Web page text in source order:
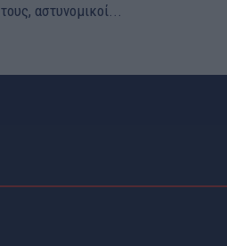
τους, αστυνομικοί...